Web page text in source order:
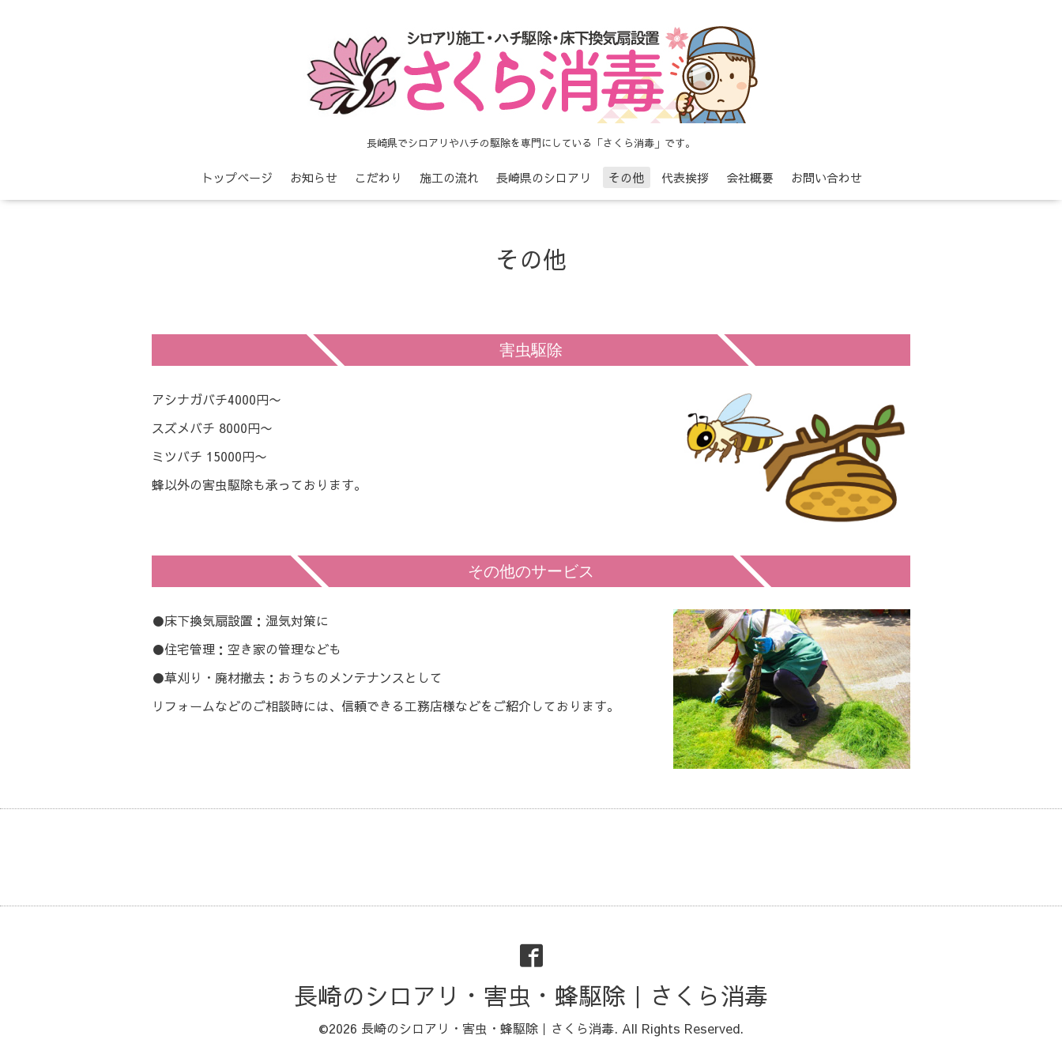
長崎県でシロアリやハチの駆除を専門にしている「さくら消毒」です。
トップページ お知らせ こだわり 施工の流れ 長崎県のシロアリ その他 代表挨拶 会社概要 お問い合わせ
その他
害虫駆除
アシナガバチ4000円〜
スズメバチ 8000円〜
ミツバチ 15000円〜
蜂以外の害虫駆除も承っております。
その他のサービス
●床下換気扇設置：湿気対策に
●住宅管理：空き家の管理なども
●草刈り・廃材撤去：おうちのメンテナンスとして
リフォームなどのご相談時には、信頼できる工務店様などをご紹介しております。
長崎のシロアリ・害虫・蜂駆除｜さくら消毒
©2026 長崎のシロアリ・害虫・蜂駆除｜さくら消毒. All Rights Reserved.